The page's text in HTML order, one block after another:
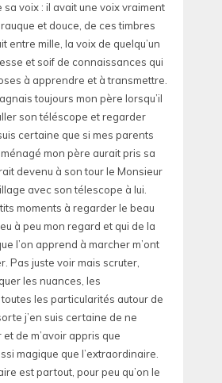
sa voix : il avait une voix vraiment
et douce, de ces timbres
entre mille, la voix de quelqu’un
et soif de connaissances qui
à apprendre et à transmettre.
toujours mon père lorsqu’il
son téléscope et regarder
certaine que si mes parents
mon père aurait pris sa
devenu à son tour le Monsieur
avec son télescope à lui.
moments à regarder le beau
à peu mon regard et qui de la
l’on apprend à marcher m’ont
Pas juste voir mais scruter,
les nuances, les
les particularités autour de
j’en suis certaine de ne
de m’avoir appris que
magique que l’extraordinaire.
est partout, pour peu qu’on le